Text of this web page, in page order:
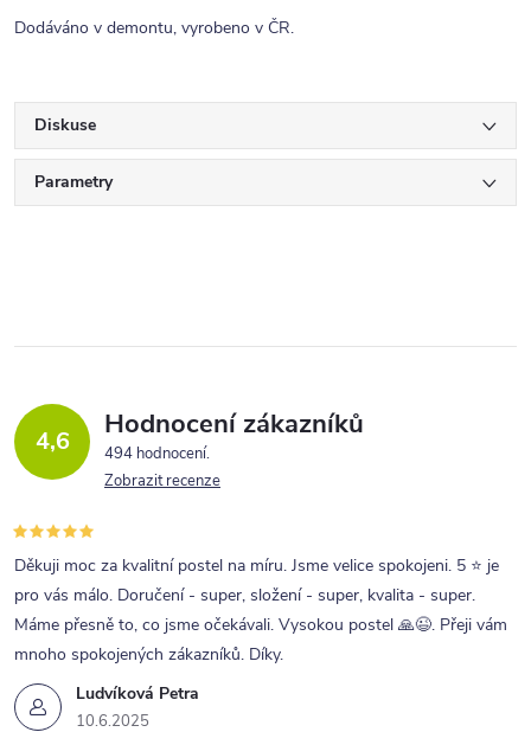
Dodáváno v demontu, vyrobeno v ČR.
Diskuse
Parametry
4,6 Hodnocení zákazníků
494 hodnocení
Zobrazit recenze
Ludvíková Petra
10.6.2025
Děkuji moc za kvalitní postel na míru. Jsme velice spokojeni. 5 ⭐ je
pro vás málo. Doručení - super, složení - super, kvalita - super.
Máme přesně to, co jsme očekávali. Vysokou postel 🙏😉. Přeji vám
mnoho spokojených zákazníků. Díky.